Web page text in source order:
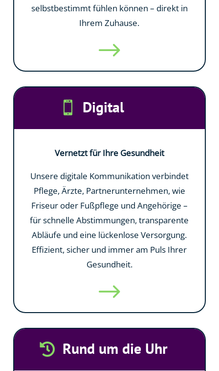
selbstbestimmt fühlen können – direkt in
Ihrem Zuhause.
$
 Digital
Vernetzt für Ihre Gesundheit
Unsere digitale Kommunikation verbindet
Pflege, Ärzte, Partnerunternehmen, wie
Friseur oder Fußpflege und Angehörige –
für schnelle Abstimmungen, transparente
Abläufe und eine lückenlose Versorgung.
Effizient, sicher und immer am Puls Ihrer
Gesundheit.
$
 Rund um die Uhr